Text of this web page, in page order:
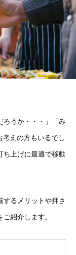
ろうか・・・」「み
えの方もいるでし
ち上げに最適で移動
るメリットや押さ
紹介します。